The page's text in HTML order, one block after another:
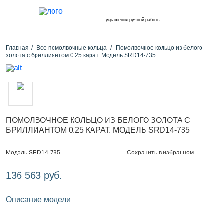
украшения ручной работы
Главная Все помолвочные кольца
Помолвочное кольцо из белого
золота с бриллиантом 0.25 карат. Модель SRD14-735
ПОМОЛВОЧНОЕ КОЛЬЦО ИЗ БЕЛОГО ЗОЛОТА С
БРИЛЛИАНТОМ 0.25 КАРАТ. МОДЕЛЬ SRD14-735
Модель SRD14-735 Сохранить в избранном
136 563 руб.
Описание модели